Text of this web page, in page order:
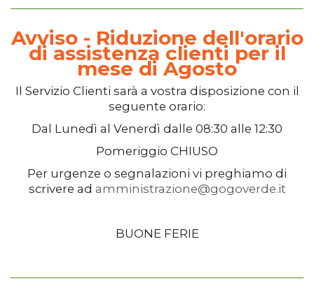
Avviso - Riduzione dell'orario
di assistenza clienti per il
mese di Agosto
Il Servizio Clienti sarà a vostra disposizione con il
seguente orario:
Dal Lunedì al Venerdì dalle 08:30 alle 12:30
Pomeriggio CHIUSO
Per urgenze o segnalazioni vi preghiamo di
scrivere ad amministrazione@gogoverde.it
BUONE FERIE